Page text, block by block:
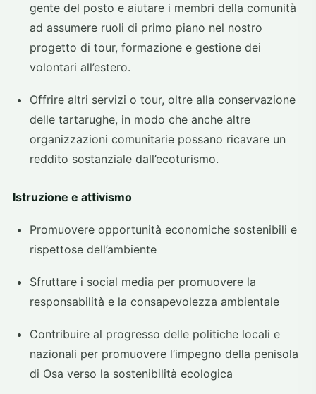
gente del posto e aiutare i membri della comunità
ad assumere ruoli di primo piano nel nostro
progetto di tour, formazione e gestione dei
volontari all’estero.
Offrire altri servizi o tour, oltre alla conservazione
delle tartarughe, in modo che anche altre
organizzazioni comunitarie possano ricavare un
reddito sostanziale dall’ecoturismo.
Istruzione e attivismo
Promuovere opportunità economiche sostenibili e
rispettose dell’ambiente
Sfruttare i social media per promuovere la
responsabilità e la consapevolezza ambientale
Contribuire al progresso delle politiche locali e
nazionali per promuovere l’impegno della penisola
di Osa verso la sostenibilità ecologica